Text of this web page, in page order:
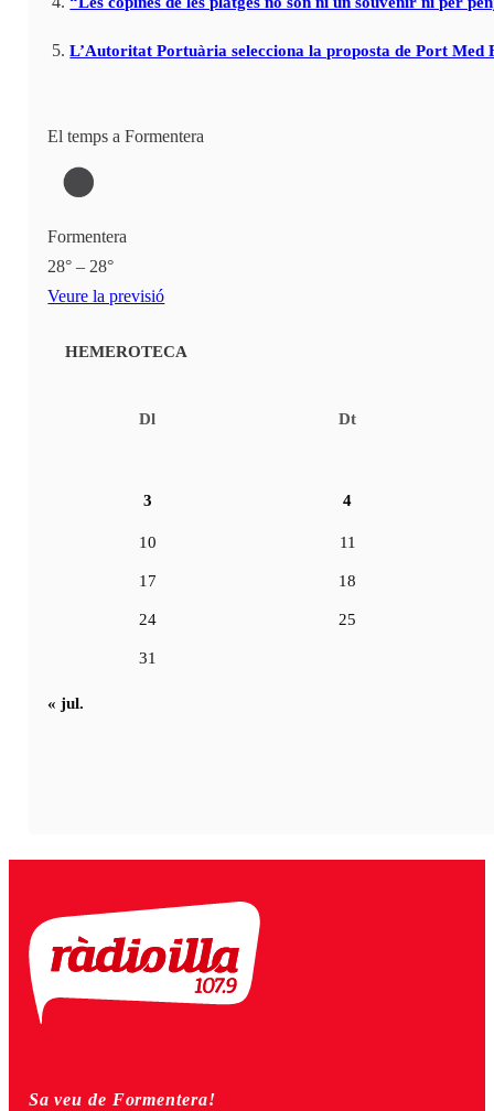
L’Autoritat Portuària selecciona la proposta de Port
El temps a Formentera
Formentera
28° – 28°
Veure la previsió
HEMEROTECA
Dl Dt
3 4
10 11
17 18
24 25
31
« jul.
Sa veu de Formentera!